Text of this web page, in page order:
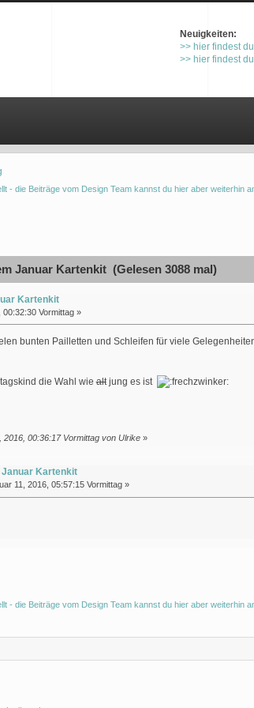
Neuigkeiten:
>> hier findest
>> hier findest
- die Beiträge vom Design Team kannst du hier aber weiterhin
Januar Kartenkit (Gelesen 3088 mal)
Kartenkit
Vormittag »
bunten Pailletten und Schleifen für viele
die Wahl wiealtjung es ist
00:36:17 Vormittag von Ulrike»
Januar Kartenkit
11, 2016, 05:57:15 Vormittag »
- die Beiträge vom Design Team kannst du hier aber weiterhin